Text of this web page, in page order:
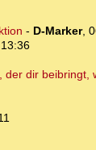
- D-Marker,
dir